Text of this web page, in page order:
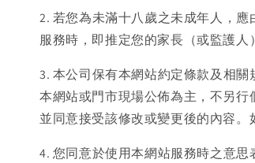
2. 若您為未滿十八歲之未成年人，
服務時，即推定您的家長（或監護人
3. 本公司保有本網站約定條款及相
本網站或門市現場公佈為主，不另
並同意接受該修改或變更後的內容
4. 您同意於使用本網站服務時之意